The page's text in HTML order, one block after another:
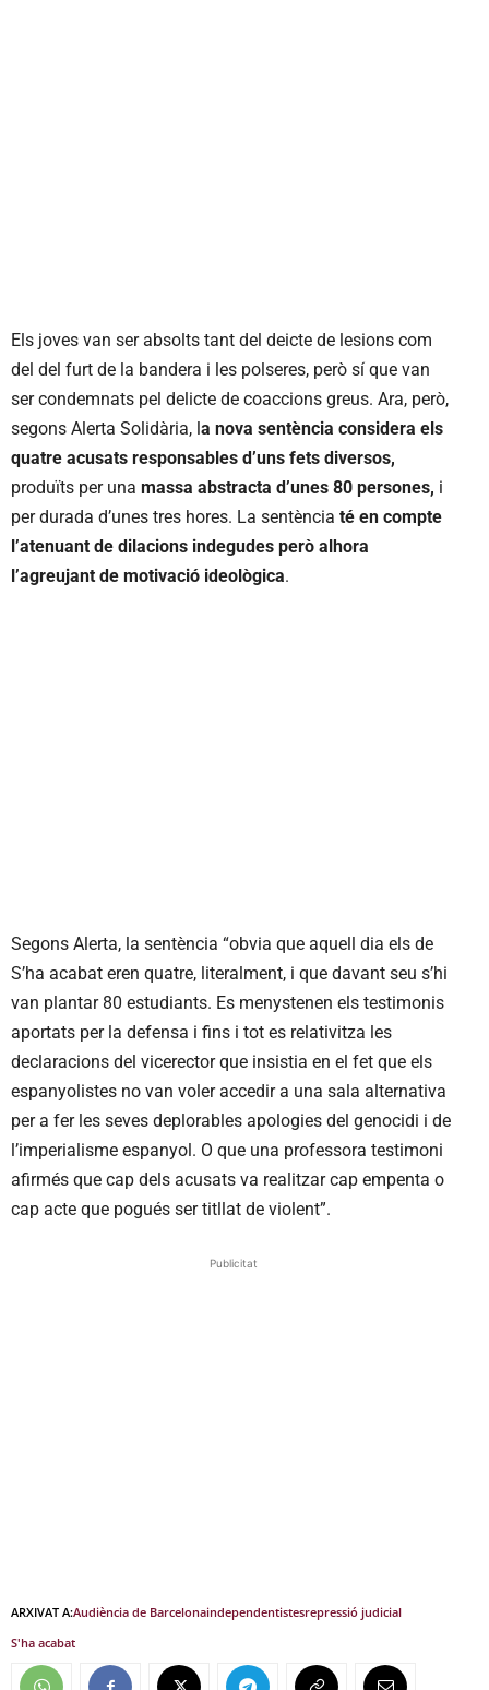
Els joves van ser absolts tant del deicte de lesions com
del del furt de la bandera i les polseres, però sí que van
ser condemnats pel delicte de coaccions greus. Ara, però,
segons Alerta Solidària, la nova sentència considera els
quatre acusats responsables d’uns fets diversos,
produïts per una massa abstracta d’unes 80 persones, i
per durada d’unes tres hores. La sentència té en compte
l’atenuant de dilacions indegudes però alhora
l’agreujant de motivació ideològica.
Segons Alerta, la sentència “obvia que aquell dia els de
S’ha acabat eren quatre, literalment, i que davant seu s’hi
van plantar 80 estudiants. Es menystenen els testimonis
aportats per la defensa i fins i tot es relativitza les
declaracions del vicerector que insistia en el fet que els
espanyolistes no van voler accedir a una sala alternativa
per a fer les seves deplorables apologies del genocidi i de
l’imperialisme espanyol. O que una professora testimoni
afirmés que cap dels acusats va realitzar cap empenta o
cap acte que pogués ser titllat de violent”.
Publicitat
ARXIVAT A:Audiència de Barcelonaindependentistesrepressió judicial
S'ha acabat